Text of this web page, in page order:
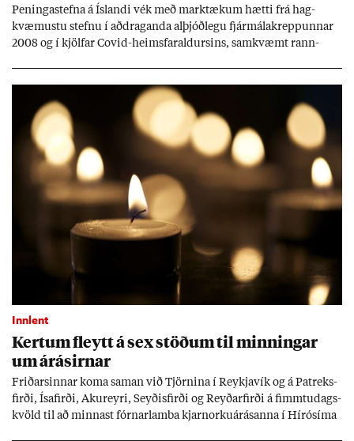
Pen­inga­stefna á Ís­landi vék með mark­tæk­um hætti frá hag­
kvæm­ustu stefnu í að­drag­anda al­þjóð­legu fjár­málakrepp­unn­ar
2008 og í kjöl­far Covid-heims­far­ald­urs­ins, sam­kvæmt rann­
Innlent
Kert­um fleytt á sex stöð­um til minn­ing­ar
um árás­irn­ar
Frið­arsinn­ar koma sam­an við Tjörn­ina í Reykja­vík og á Pat­reks­
firði, Ísa­firði, Ak­ur­eyri, Seyð­is­firði og Reyð­ar­firði á fimmtu­dags­
kvöld til að minn­ast fórn­ar­lamba kjarn­orku­árás­anna í Hírósíma